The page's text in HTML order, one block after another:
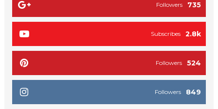
735
Followers
2.8k
Subscribes
524
Followers
849
Followers